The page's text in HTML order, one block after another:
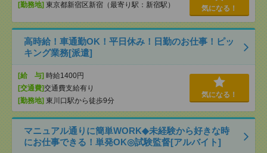
[勤務地] 東京都新宿区新宿（最寄り駅：新宿駅） 気になる！
高時給！車通勤OK！平日休み！日勤のお仕事！ピッ
キング業務[派遣]
[給 与] 時給1400円
[交通費]交通費支給有り
[勤務地] 東川口駅から徒歩9分
気になる！
マニュアル通りに簡単WORK◆未経験から好きな時
にお仕事できる！単発OK◎試験監督[アルバイト]